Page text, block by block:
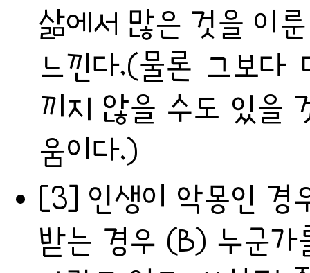
삶에서 많은 것을 이
느낀다.(물론 그보다
끼지 않을 수도 있을
움이다.)
[3] 인생이 악몽인 경
받는 경우 (B) 누군가